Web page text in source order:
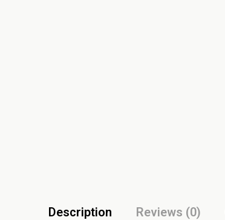
Description Reviews (0)